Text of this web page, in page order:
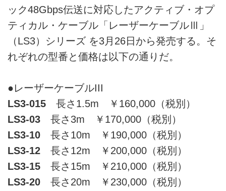
ック48Gbps伝送に対応したアクティブ・オプ
ティカル・ケーブル「レーザーケーブルⅢ」
（LS3）シリーズ を3月26日から発売する。そ
れぞれの型番と価格は以下の通りだ。
●レーザーケーブルIII
LS3-015 長さ1.5m ￥160,000（税別）
LS3-03 長さ3m ￥170,000（税別）
LS3-10 長さ10m ￥190,000（税別）
LS3-12 長さ12m ￥200,000（税別）
LS3-15 長さ15m ￥210,000（税別）
LS3-20 長さ20m ￥230,000（税別）